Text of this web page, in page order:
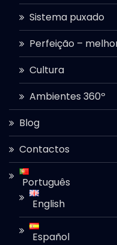
Sistema puxado
Perfeição –
Cultura
Ambientes 360º
Blog
Contactos
Português
English
Español